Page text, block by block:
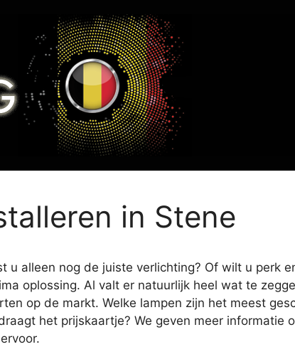
in Stene
u alleen nog de juiste verlichting? Of wilt u perk
oplossing. Al valt er natuurlijk heel wat te
op de markt. Welke lampen zijn het meest
het prijskaartje? We geven meer informatie